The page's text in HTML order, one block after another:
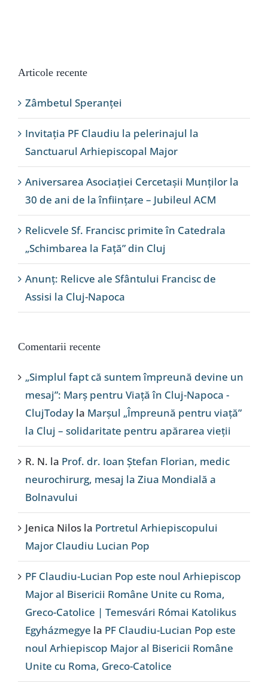
Articole recente
Zâmbetul Speranței
Invitația PF Claudiu la pelerinajul la
Sanctuarul Arhiepiscopal Major
Aniversarea Asociației Cercetașii Munților la
30 de ani de la înființare – Jubileul ACM
Relicvele Sf. Francisc primite în Catedrala
„Schimbarea la Față” din Cluj
Anunț: Relicve ale Sfântului Francisc de
Assisi la Cluj-Napoca
Comentarii recente
„Simplul fapt că suntem împreună devine un
mesaj”: Marș pentru Viață în Cluj-Napoca -
ClujToday la Marșul „Împreună pentru viață”
la Cluj – solidaritate pentru apărarea vieții
R. N. la Prof. dr. Ioan Ștefan Florian, medic
neurochirurg, mesaj la Ziua Mondială a
Bolnavului
Jenica Nilos la Portretul Arhiepiscopului
Major Claudiu Lucian Pop
PF Claudiu-Lucian Pop este noul Arhiepiscop
Major al Bisericii Române Unite cu Roma,
Greco-Catolice | Temesvári Római Katolikus
Egyházmegye la PF Claudiu-Lucian Pop este
noul Arhiepiscop Major al Bisericii Române
Unite cu Roma, Greco-Catolice